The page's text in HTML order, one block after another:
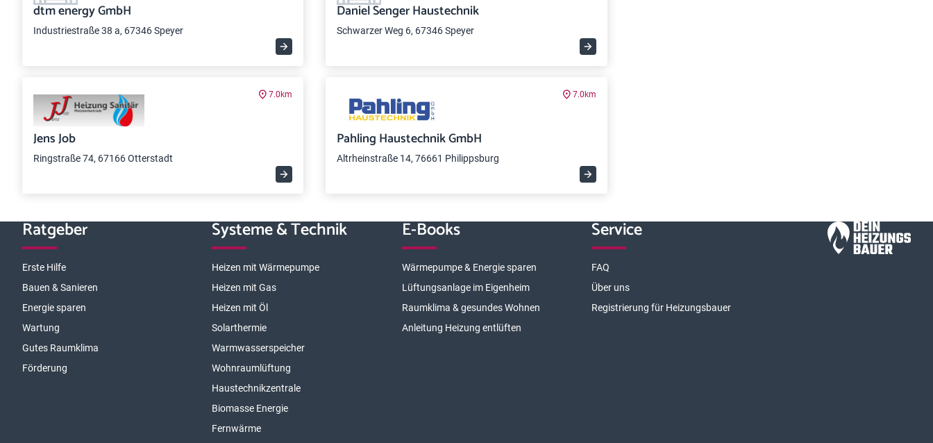
dtm energy GmbH
Industriestraße 38 a, 67346 Speyer
Daniel Senger Haustechnik
Schwarzer Weg 6, 67346 Speyer
7.0km
Jens Job
Ringstraße 74, 67166 Otterstadt
7.0km
Pahling Haustechnik GmbH
Altrheinstraße 14, 76661 Philippsburg
Ratgeber
Erste Hilfe
Bauen & Sanieren
Energie sparen
Wartung
Gutes Raumklima
Förderung
Systeme & Technik
Heizen mit Wärmepumpe
Heizen mit Gas
Heizen mit Öl
Solarthermie
Warmwasserspeicher
Wohnraumlüftung
Haustechnikzentrale
Biomasse Energie
Fernwärme
E-Books
Wärmepumpe & Energie sparen
Lüftungsanlage im Eigenheim
Raumklima & gesundes Wohnen
Anleitung Heizung entlüften
Service
FAQ
Über uns
Registrierung für Heizungsbauer